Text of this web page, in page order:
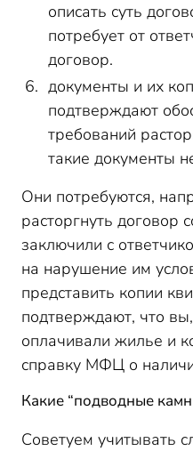
описать суть
потребует от
договор.
документы и их
подтверждают
требований
такие документы
Они потребуются,
расторгнуть договор
заключили с
на нарушение им
представить копии
подтверждают, что
оплачивали жилье и
справку МФЦ о
Какие “подводные
Советуем учитывать